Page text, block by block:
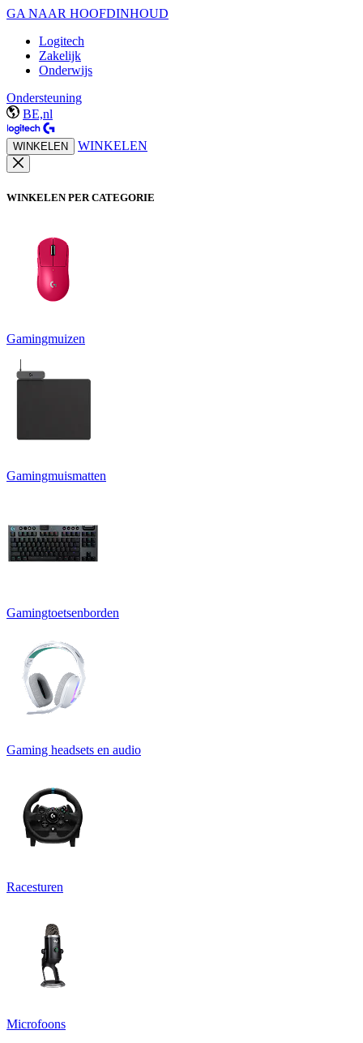
GA NAAR HOOFDINHOUD
Logitech
Zakelijk
Onderwijs
Ondersteuning
BE,nl
WINKELEN WINKELEN
WINKELEN PER CATEGORIE
Gamingmuizen
Gamingmuismatten
Gamingtoetsenborden
Gaming headsets en audio
Racesturen
Microfoons